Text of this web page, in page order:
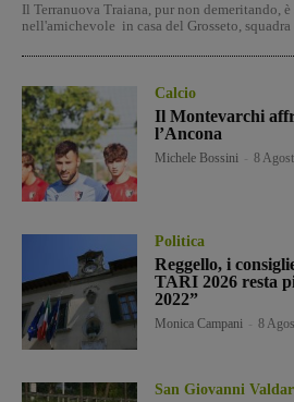
Il Terranuova Traiana, pur non demeritando,
nell'amichevole in casa del Grosseto, squadra
Calcio
Il Montevarchi
l’Ancona
Michele Bossini 8
Politica
Reggello, i
TARI 2026 resta
2022”
Monica Campani 8
San Giovanni